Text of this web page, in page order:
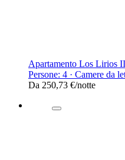
Apartamento Los Lirios
Persone: 4 · Camere da
Da 250,73 €/notte